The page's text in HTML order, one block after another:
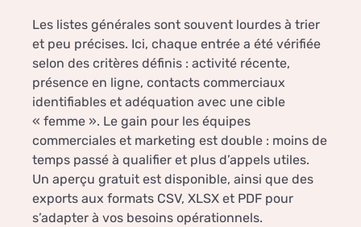
Les listes générales sont souvent lourdes à trier
et peu précises. Ici, chaque entrée a été vérifiée
selon des critères définis : activité récente,
présence en ligne, contacts commerciaux
identifiables et adéquation avec une cible
« femme ». Le gain pour les équipes
commerciales et marketing est double : moins de
temps passé à qualifier et plus d’appels utiles.
Un aperçu gratuit est disponible, ainsi que des
exports aux formats CSV, XLSX et PDF pour
s’adapter à vos besoins opérationnels.